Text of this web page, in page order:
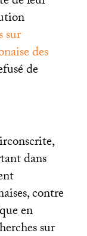
sur
des
de
dans
contre
en
sur